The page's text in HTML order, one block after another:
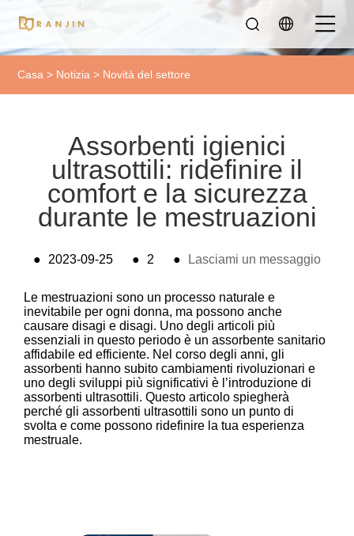
Casa > Notizia > Novità del settore
Assorbenti igienici
ultrasottili: ridefinire il
comfort e la sicurezza
durante le mestruazioni
● 2023-09-25 ● 2 ● Lasciami un messaggio
Le mestruazioni sono un processo naturale e
inevitabile per ogni donna, ma possono anche
causare disagi e disagi. Uno degli articoli più
essenziali in questo periodo è un assorbente sanitario
affidabile ed efficiente. Nel corso degli anni, gli
assorbenti hanno subito cambiamenti rivoluzionari e
uno degli sviluppi più significativi è l’introduzione di
assorbenti ultrasottili. Questo articolo spiegherà
perché gli assorbenti ultrasottili sono un punto di
svolta e come possono ridefinire la tua esperienza
mestruale.